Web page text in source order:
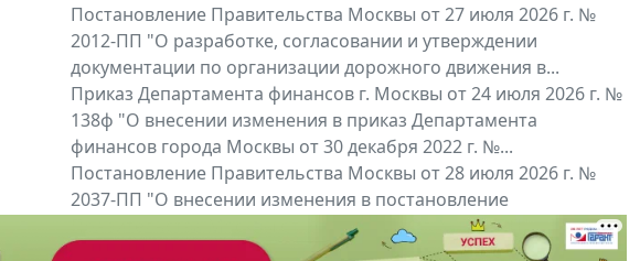
Постановление Правительства Москвы от 27 июля 2026 г. №
2012-ПП "О разработке, согласовании и утверждении
документации по организации дорожного движения в...
Приказ Департамента финансов г. Москвы от 24 июля 2026 г. №
138ф "О внесении изменения в приказ Департамента
финансов города Москвы от 30 декабря 2022 г. №...
Постановление Правительства Москвы от 28 июля 2026 г. №
2037-ПП "О внесении изменения в постановление
Правительства Москвы от 26 июля 2011 г. № 334-ПП"
Все региональные документы Мой регион ...